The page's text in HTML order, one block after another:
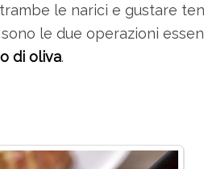
le narici e gustare
le due operazioni
di oliva.